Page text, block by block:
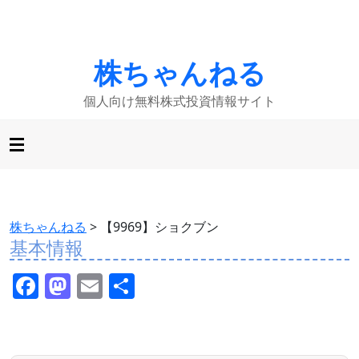
株ちゃんねる
個人向け無料株式投資情報サイト
株ちゃんねる > 【9969】ショクブン
基本情報
F M E